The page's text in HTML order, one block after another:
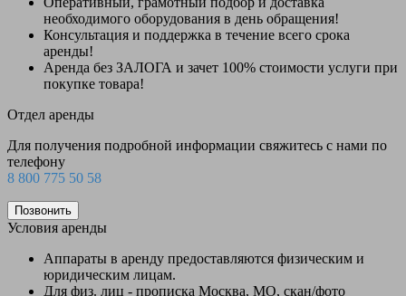
необходимого оборудования в день обращения!
Консультация и поддержка в течение всего срока
аренды!
Аренда без ЗАЛОГА и зачет 100% стоимости услуги при
покупке товара!
Отдел аренды
Для получения подробной информации свяжитесь с нами по
телефону
8 800 775 50 58
Позвонить
Условия аренды
Аппараты в аренду предоставляются физическим и
юридическим лицам.
Для физ. лиц - прописка Москва, МО, скан/фото